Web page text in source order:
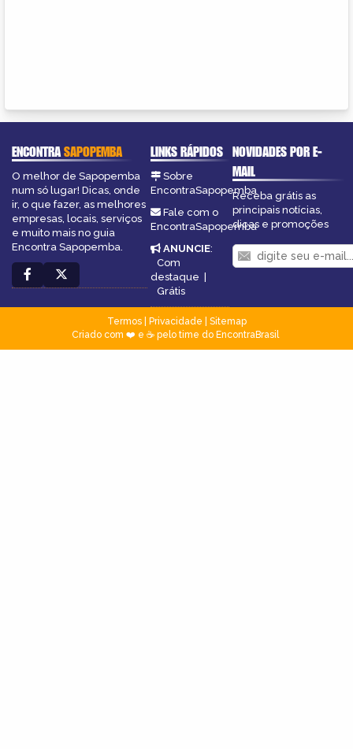
ENCONTRASAPOPEMBA
O melhor de Sapopemba
num só lugar! Dicas, onde
ir, o que fazer, as melhores
empresas, locais, serviços
e muito mais no guia
Encontra Sapopemba.
LINKS RÁPIDOS
Sobre
EncontraSapopemba
Fale com o
EncontraSapopemba
ANUNCIE:
Com
destaque |
Grátis
NOVIDADES POR E-
MAIL
Receba grátis as
principais notícias,
dicas e promoções
Termos| Privacidade
Sitemap
Criado com ❤️ e ☕ pelo time do EncontraBrasil